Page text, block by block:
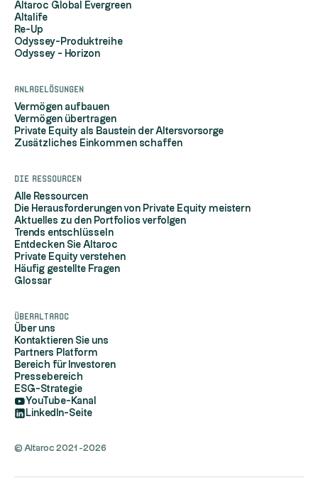
Altaroc Global Evergreen
Altalife
Re-Up
Odyssey-Produktreihe
Odyssey - Horizon
Anlagelösungen
Vermögen aufbauen
Vermögen übertragen
Private Equity als Baustein der Altersvorsorge
Zusätzliches Einkommen schaffen
Die Ressourcen
Alle Ressourcen
Die Herausforderungen von Private Equity meistern
Aktuelles zu den Portfolios verfolgen
Trends entschlüsseln
Entdecken Sie Altaroc
Private Equity verstehen
Häufig gestellte Fragen
Glossar
ÜberAltaroc
Über uns
Kontaktieren Sie uns
Partners Platform
Bereich für Investoren
Pressebereich
ESG-Strategie
YouTube-Kanal
LinkedIn-Seite
© Altaroc 2021 -2026